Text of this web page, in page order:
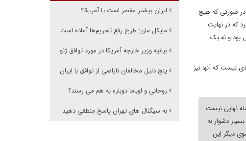
در صورتی که هیچ
او گمان می کرد که در نهایت
بود و نه یک
نیست که آنها نیز
نهایی نیست
دشوار به
دیگر این
ایران بیشتر مقصر است یا آمریکا؟
مایکل مان: طرح رفع تحریم‌ها آماده است
بیانیه وزیر خارجه آمریکا در مورد توافق ژنو
پنج دلیل مخالفان ناراضی از توافق با ایران
روحانی و اوباما دوباره به هم می رسند؟
به سیگنال های تهران پاسخ منطقی دهید